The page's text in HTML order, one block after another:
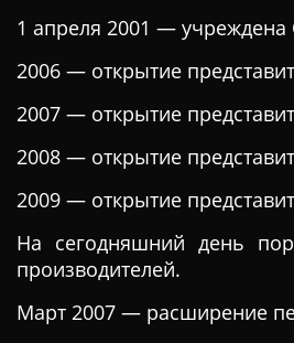
1 апреля 2001 — учреждена
2006 — открытие
2007 — открытие
2008 — открытие
2009 — открытие
На сегодняшний день
производителей.
Март 2007 — расширение